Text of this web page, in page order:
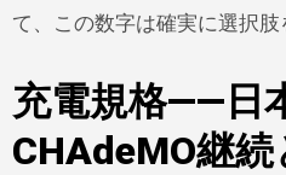
て、この数字は確実に選択肢
充電規格——日
CHAdeMO継